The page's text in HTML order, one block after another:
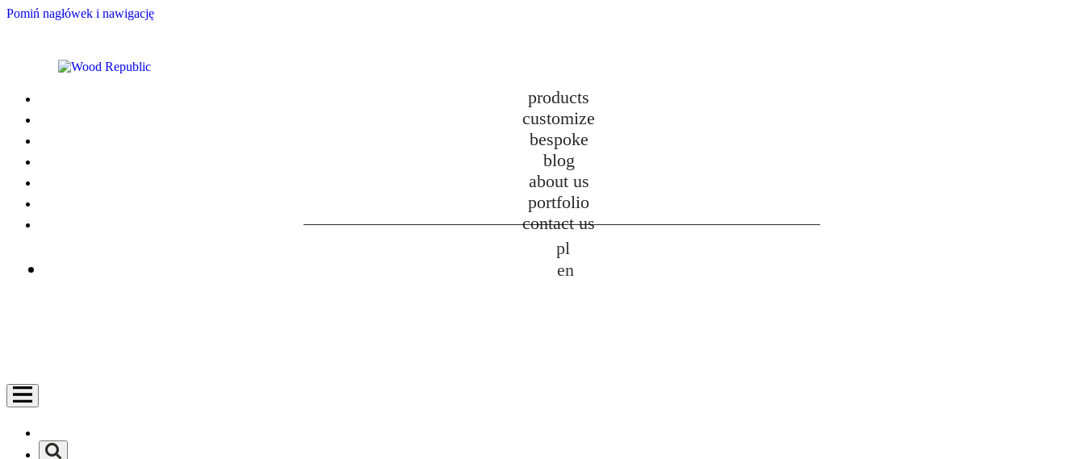
Pomiń nagłówek i nawigację
products
customize
bespoke
blog
about us
portfolio
contact us
pl
en